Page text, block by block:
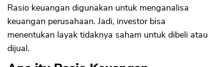
Rasio keuangan digunakan untuk menganalisa
keuangan perusahaan. Jadi, investor bisa
menentukan layak tidaknya saham untuk dibeli atau
dijual.